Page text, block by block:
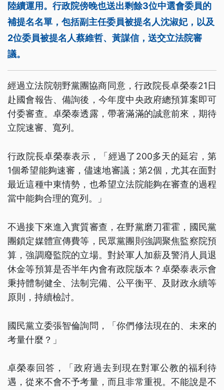
陸續運用。行政院傍晚也送出剩餘3位中選會委員的
補提名名單，包括副主任委員被提名人沈淑妃，以及
2位委員被提名人蔡維哲、黃謀信，送交立法院審
議。
經過立法院朝野黨團協商同意，行政院長卓榮泰21日
赴國會報告、備詢後，今年度中央政府總預算案即可
付委審查。卓榮泰透露，帶著滿滿的誠意前來，期待
立院速審、寬列。
行政院長卓榮泰表示，「經過了200多天的延宕，第
1個希望能夠速審，儘速地審議；第2個，尤其在面對
最近這種中東情勢，也希望立法院能夠在審查的過程
當中能夠合理的寬列。」
不過接下來進入實質審查，在野黨磨刀霍霍，國民黨
團鎖定媒體宣傳費等，民眾黨團則強調聚焦監察院預
算，強調廢監院的立場。對於軍人加薪及警消人員退
休金等預算是否半年內會有政院版本？卓榮泰表示會
秉持體制健全、法制完備、公平衡平、及財政永續等
原則，持續檢討。
國民黨立委張智倫詢問，「你們修法現在的、未來的
考量什麼？」
卓榮泰回答，「政府過去到現在對軍公教的福利待
遇，從來不會不予考量，而且非常重視。不能說是不